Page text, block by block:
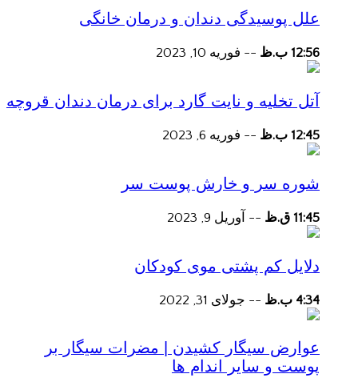
علل پوسیدگی دندان و درمان خانگی
12:56 ب.ظ -- فوریه 10, 2023
آتل تخلیه و نایت گارد برای درمان دندان قروچه
12:45 ب.ظ -- فوریه 6, 2023
شوره سر و خارش پوست سر
11:45 ق.ظ -- آوریل 9, 2023
دلایل کم پشتی موی کودکان
4:34 ب.ظ -- جولای 31, 2022
عوارض سیگار کشیدن | مضرات سیگار بر
پوست و سایر اندام ها